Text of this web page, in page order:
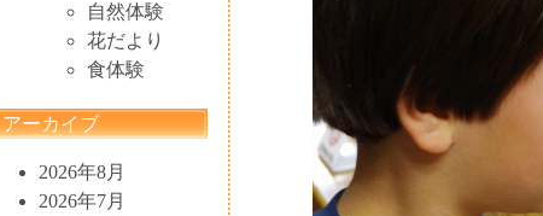
自然体験
花だより
食体験
アーカイブ
2026年8月
2026年7月